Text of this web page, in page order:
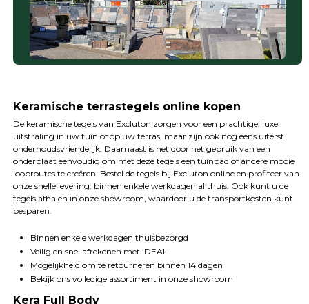
Keramische terrastegels online kopen
De keramische tegels van Excluton zorgen voor een prachtige, luxe
uitstraling in uw tuin of op uw terras, maar zijn ook nog eens uiterst
onderhoudsvriendelijk. Daarnaast is het door het gebruik van een
onderplaat eenvoudig om met deze tegels een tuinpad of andere mooie
looproutes te creëren. Bestel de tegels bij Excluton online en profiteer van
onze snelle levering: binnen enkele werkdagen al thuis. Ook kunt u de
tegels afhalen in onze showroom, waardoor u de transportkosten kunt
besparen.
Binnen enkele werkdagen thuisbezorgd
Veilig en snel afrekenen met iDEAL
Mogelijkheid om te retourneren binnen 14 dagen
Bekijk ons volledige assortiment in onze showroom
Kera Full Body